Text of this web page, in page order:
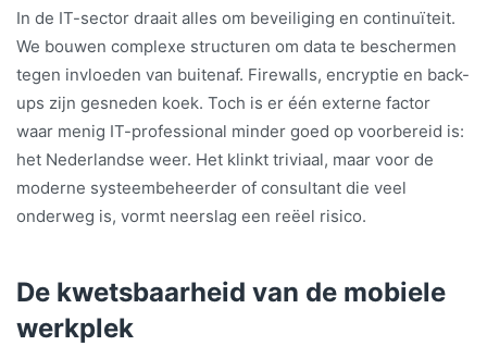
In de IT-sector draait alles om beveiliging en continuïteit.
We bouwen complexe structuren om data te beschermen
tegen invloeden van buitenaf. Firewalls, encryptie en back-
ups zijn gesneden koek. Toch is er één externe factor
waar menig IT-professional minder goed op voorbereid is:
het Nederlandse weer. Het klinkt triviaal, maar voor de
moderne systeembeheerder of consultant die veel
onderweg is, vormt neerslag een reëel risico.
De kwetsbaarheid van de mobiele
werkplek